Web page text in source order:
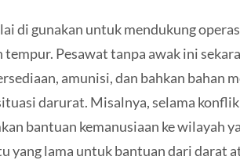
di gunakan untuk mendukung
tempur. Pesawat tanpa awak ini
amunisi, dan bahkan bahan
darurat. Misalnya, selama
bantuan kemanusiaan ke wilayah
yang lama untuk bantuan dari darat